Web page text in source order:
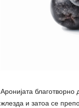
Аронијата
жлезда и затоа се